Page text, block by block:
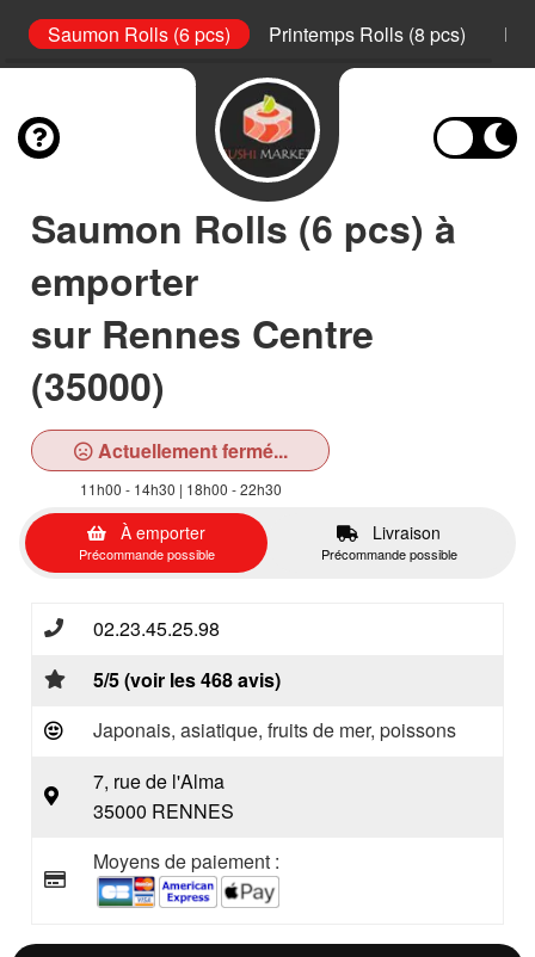
Saumon Rolls (6 pcs) Printemps Rolls (8 pcs)
Saumon Rolls (6 pcs) à
emporter
sur Rennes Centre
(35000)
Actuellement fermé...
11h00 - 14h30 | 18h00 - 22h30
À emporter
Précommande possible
Livraison
Précommande possible
02.23.45.25.98
5/5 (voir les 468 avis)
Japonais, asiatique, fruits de mer, poissons
7, rue de l'Alma
35000 RENNES
Moyens de paiement :